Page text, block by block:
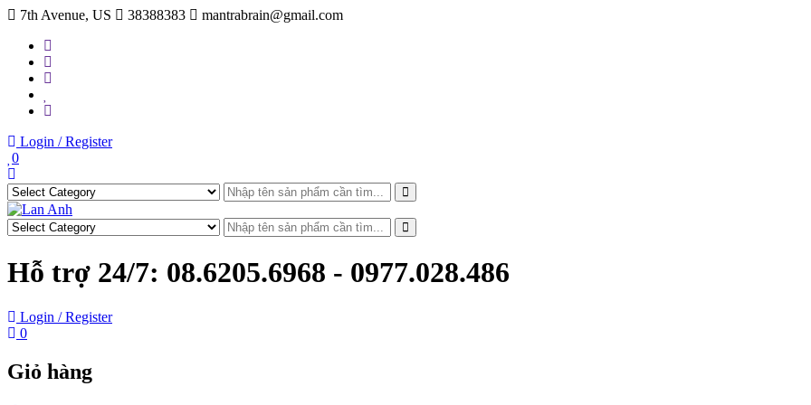
Skip
content
7th Avenue, US 38388383 mantrabrain@gmail.com
Login / Register
0
Search
Search
Hỗ trợ 24/7: 08.6205.6968 - 0977.028.486
Login / Register
0
Giỏ hàng